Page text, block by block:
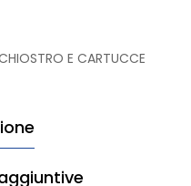
E CARTUCCE